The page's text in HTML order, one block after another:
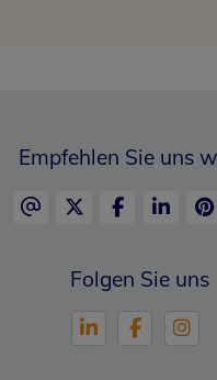
Empfehlen Sie uns
Folgen Sie uns